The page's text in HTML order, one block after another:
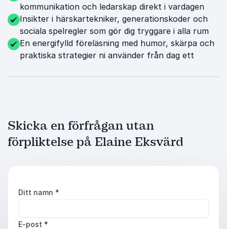
kommunikation och ledarskap direkt i vardagen
Insikter i härskartekniker, generationskoder och
sociala spelregler som gör dig tryggare i alla rum
En energifylld föreläsning med humor, skärpa och
praktiska strategier ni använder från dag ett
Skicka en förfrågan utan
förpliktelse på Elaine Eksvärd
Ditt namn *
E-post *